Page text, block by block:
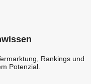
Rankings und
Potenzial.